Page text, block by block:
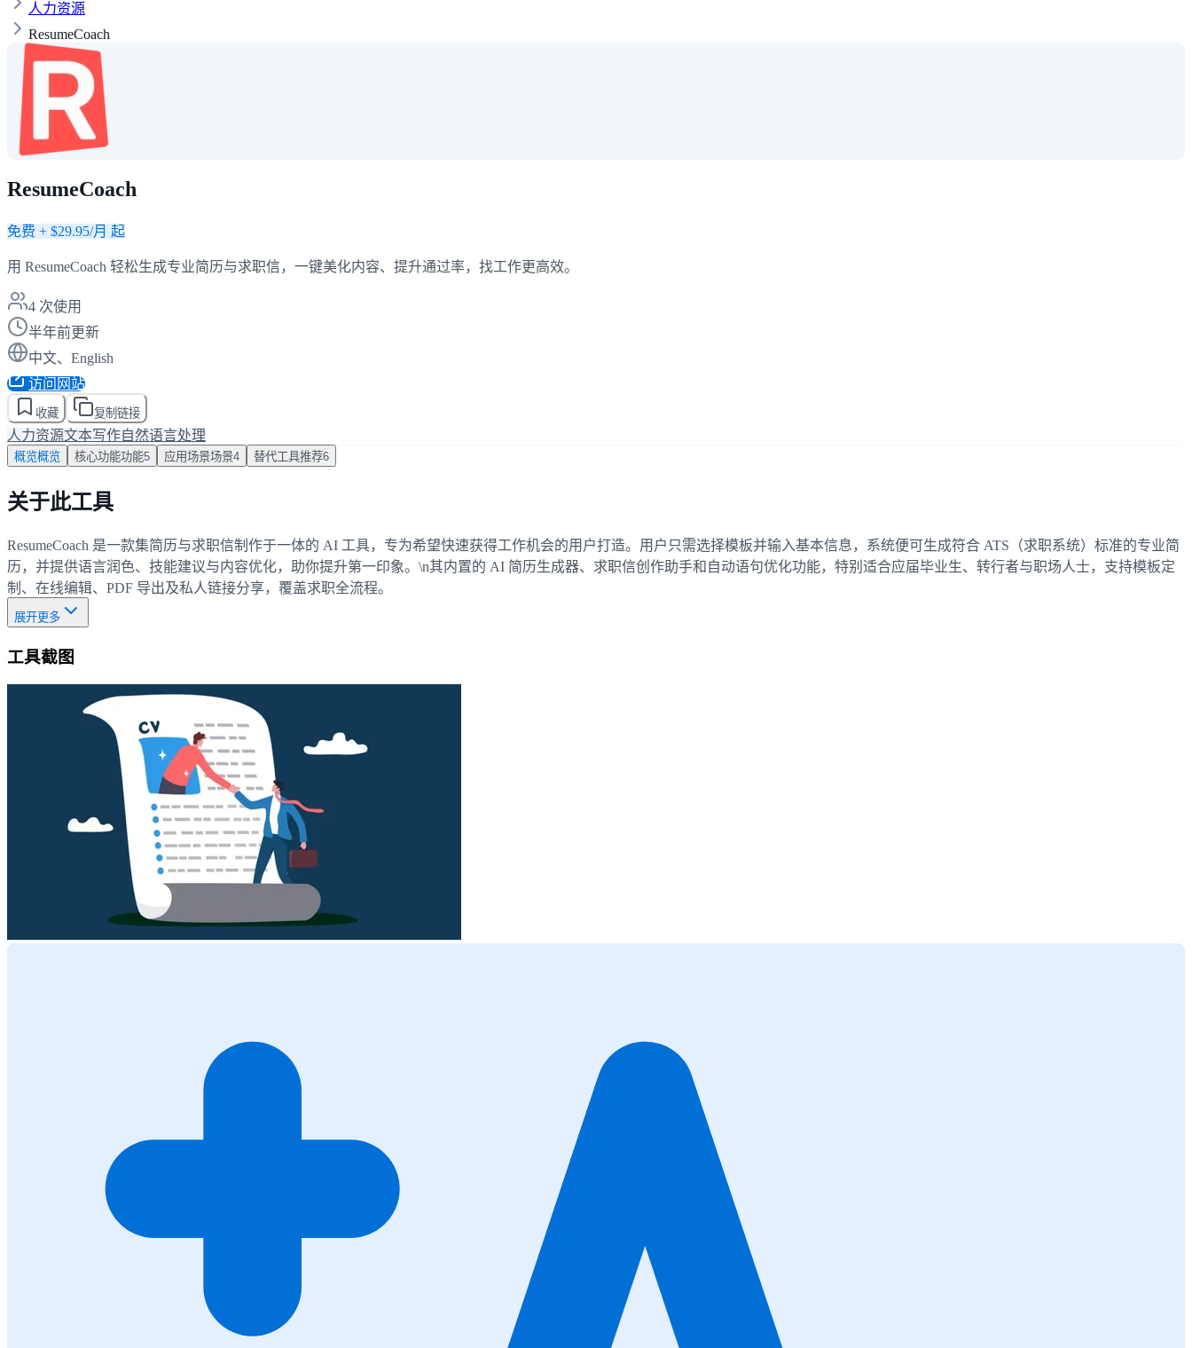
人力资源
ResumeCoach
ResumeCoach
免费 + $29.95/月 起
用 ResumeCoach 轻松生成专业简历与求职信，一键美化内容、提升通过率，找工作更高效。
4 次使用
半年前更新
中文、English
访问网站
收藏 复制链接
人力资源文本写作自然语言处理
概览概览 核心功能功能5 应用场景场景4 替代工具推荐6
关于此工具
ResumeCoach 是一款集简历与求职信制作于一体的 AI 工具，专为希望快速获得工作机会的用户打造。用户只需选择模板并输入基本信息，系统便可生成符合 ATS（求职系统）标准的专业简
历，并提供语言润色、技能建议与内容优化，助你提升第一印象。\n其内置的 AI 简历生成器、求职信创作助手和自动语句优化功能，特别适合应届毕业生、转行者与职场人士，支持模板定
制、在线编辑、PDF 导出及私人链接分享，覆盖求职全流程。
展开更多
工具截图